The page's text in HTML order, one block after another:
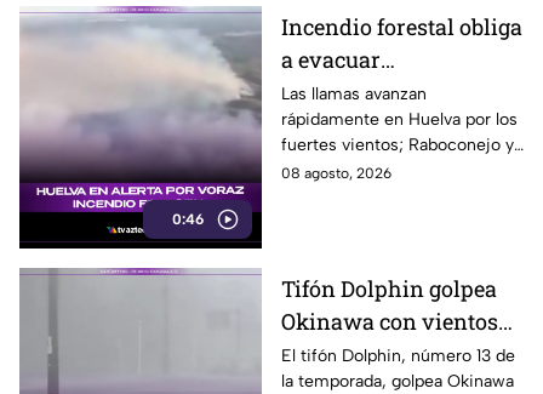
0:46
Incendio forestal obliga
a evacuar
comunidades en
Huelva
Las llamas avanzan
rápidamente en Huelva por los
fuertes vientos; Raboconejo y
Caballón fueron evacuadas
08 agosto, 2026
Tifón Dolphin golpea
Okinawa con vientos
de hasta 157 km/h
El tifón Dolphin, número 13 de
la temporada, golpea Okinawa